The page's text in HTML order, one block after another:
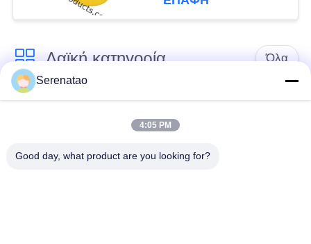
Λαϊκή κατηγορία Όλα
Πολυ φορτηγό
κιβωτίων
Χημική δεξαμενή
Ευρώ που
Serenatao
4:05 PM
Good day, what product are you looking for?